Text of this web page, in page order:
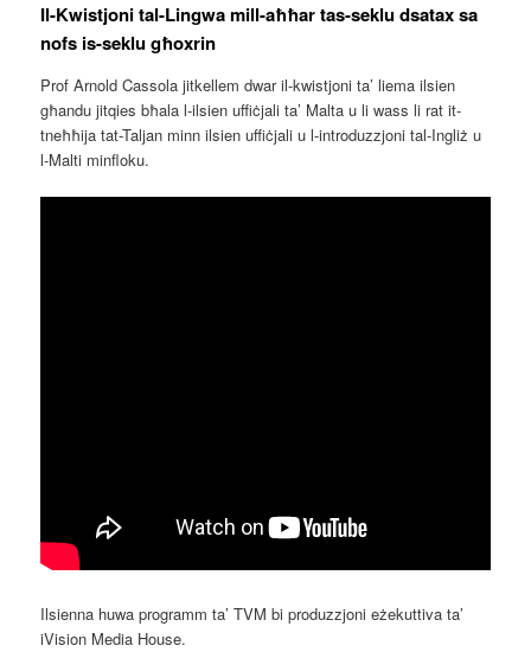
Il-Kwistjoni tal-Lingwa mill-aħħar tas-seklu dsatax sa
nofs is-seklu għoxrin
Prof Arnold Cassola jitkellem dwar il-kwistjoni ta’ liema ilsien
għandu jitqies bħala l-ilsien uffiċjali ta’ Malta u li wass li rat it-
tneħħija tat-Taljan minn ilsien uffiċjali u l-introduzzjoni tal-Ingliż u
l-Malti minfloku.
Ilsienna huwa programm ta’ TVM bi produzzjoni eżekuttiva ta’
iVision Media House.